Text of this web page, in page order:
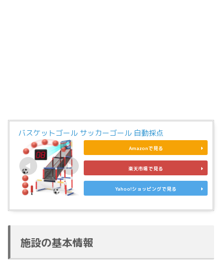
バスケットゴール サッカーゴール 自動採点
Amazonで見る
楽天市場で見る
Yahoo!ショッピングで見る
施設の基本情報